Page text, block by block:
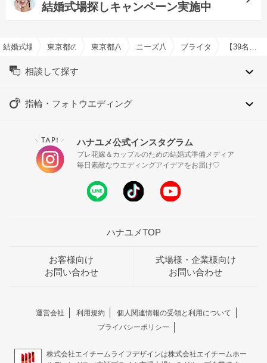
結婚式場探しキャンペーン実施中
結婚式場を探すならハナユメ
東京都の結婚式場一覧東京都八王子市の結婚式場一覧
ニーズ八王子 by T&G WEDDING(旧
ブライダルフェア一覧
相談して探す
指輪・フォトウエディング
＼ TAP! ／ ハナユメ公式インスタグラム
プレ花嫁＆カップルのための結婚式準備メディア
毎日素敵なウエディングアイデアをお届け♡
ハナユメTOP
お客様向け
お問い合わせ
式場様・企業様向け
お問い合わせ
運営会社 利用規約
個人関連情報の受領と利用について
プライバシーポリシー
株式会社エイチームライフデザインは株式会社エイチームホー